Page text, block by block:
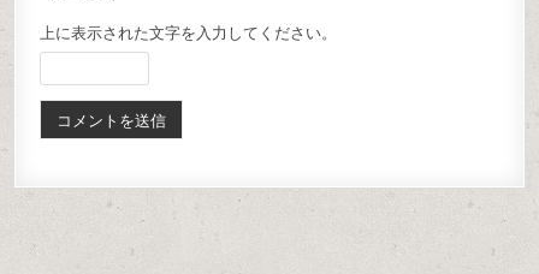
上に表示された文字を入力してください。